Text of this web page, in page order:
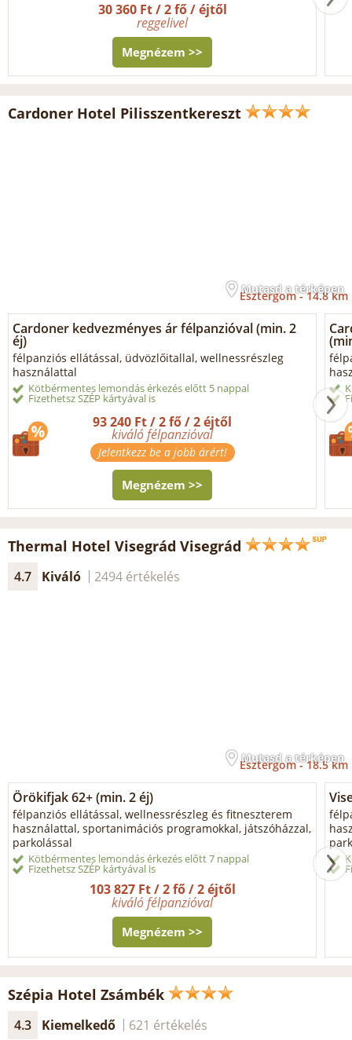
30 360 Ft / 2 fő / éjtől
reggelivel
Megnézem >>
Cardoner Hotel Pilisszentkereszt
Mutasd a térképen
Esztergom -14.8 km
Cardoner kedvezményes ár félpanzióval (min. 2
éj)
félpanziós ellátással, üdvözlőitallal, wellnessrészleg
használattal
Kötbérmentes lemondás érkezés előtt 5 nappal
Fizethetsz SZÉP kártyával is
93 240 Ft / 2 fő / 2 éjtől
kiváló félpanzióval
Jelentkezz be a jobb árért!
Megnézem >>
Thermal Hotel Visegrád Visegrád
4.7 Kiváló 2494 értékelés
Mutasd a térképen
Esztergom -18.5 km
Örökifjak 62+ (min. 2 éj)
félpanziós ellátással, wellnessrészleg és fitneszterem
használattal, sportanimációs programokkal, játszóházzal,
parkolással
Kötbérmentes lemondás érkezés előtt 7 nappal
Fizethetsz SZÉP kártyával is
103 827 Ft / 2 fő / 2 éjtől
kiváló félpanzióval
Megnézem >>
Szépia Hotel Zsámbék
4.3 Kiemelkedő 621 értékelés